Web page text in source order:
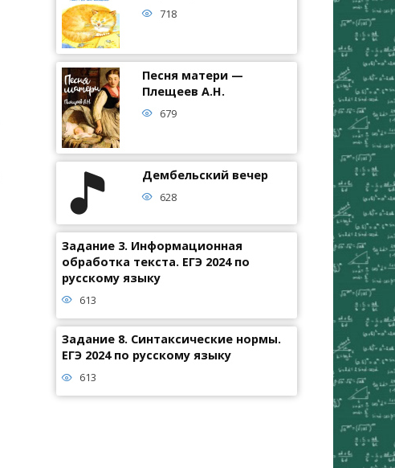
718
Песня матери —
Плещеев А.Н.
679
Дембельский вечер
628
Задание 3. Информационная
обработка текста. ЕГЭ 2024 по
русскому языку
613
Задание 8. Синтаксические нормы.
ЕГЭ 2024 по русскому языку
613